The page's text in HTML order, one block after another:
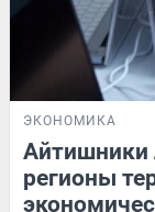
ЭКОНОМИКА
Айтишники
регионы